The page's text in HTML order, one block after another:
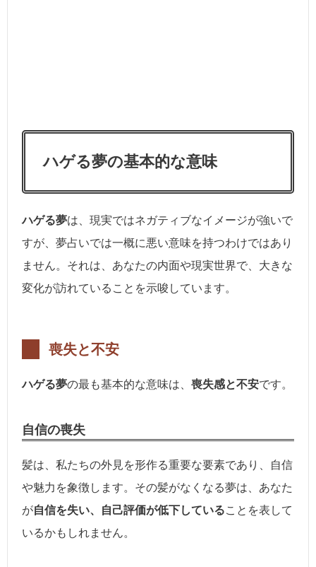
ハゲる夢の基本的な意味
ハゲる夢は、現実ではネガティブなイメージが強いで
すが、夢占いでは一概に悪い意味を持つわけではあり
ません。それは、あなたの内面や現実世界で、大きな
変化が訪れていることを示唆しています。
喪失と不安
ハゲる夢の最も基本的な意味は、 喪失感と不安です。
自信の喪失
髪は、私たちの外見を形作る重要な要素であり、自信
や魅力を象徴します。その髪がなくなる夢は、あなた
が自信を失い、自己評価が低下していることを表して
いるかもしれません。